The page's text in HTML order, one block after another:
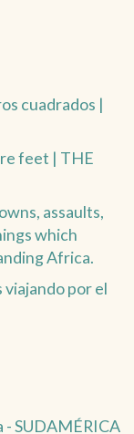
cuadrados |
feet | THE
assaults,
which
Africa.
viajando por el
- SUDAMÉRICA